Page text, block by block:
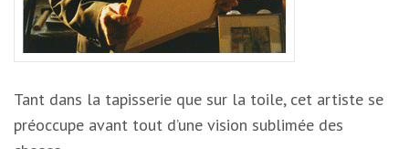
Tant dans la tapisserie que sur la toile, cet artiste se
préoccupe avant tout d’une vision sublimée des